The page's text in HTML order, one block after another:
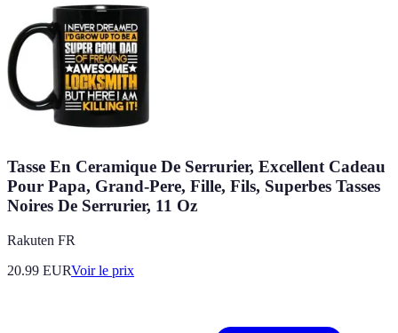
Tasse En Ceramique De Serrurier, Excellent Cadeau
Pour Papa, Grand-Pere, Fille, Fils, Superbes Tasses
Noires De Serrurier, 11 Oz
Rakuten FR
20.99 EURVoir le prix